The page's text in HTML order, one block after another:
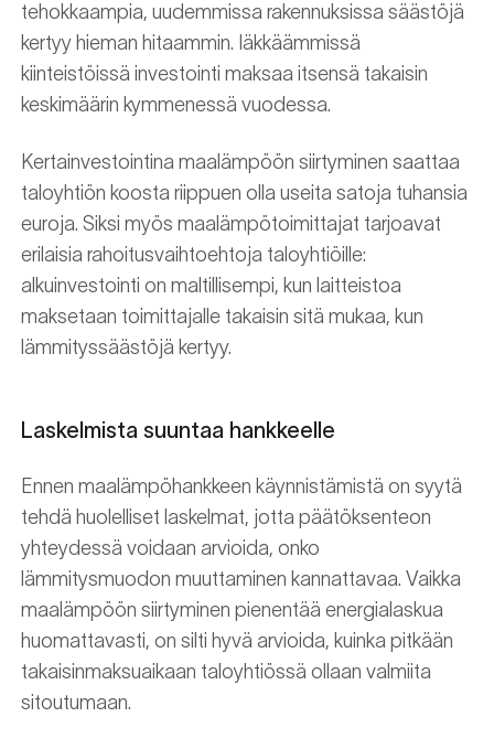
tehokkaampia, uudemmissa rakennuksissa säästöjä
kertyy hieman hitaammin. Iäkkäämmissä
kiinteistöissä investointi maksaa itsensä takaisin
keskimäärin kymmenessä vuodessa.
Kertainvestointina maalämpöön siirtyminen saattaa
taloyhtiön koosta riippuen olla useita satoja tuhansia
euroja. Siksi myös maalämpötoimittajat tarjoavat
erilaisia rahoitusvaihtoehtoja taloyhtiöille:
alkuinvestointi on maltillisempi, kun laitteistoa
maksetaan toimittajalle takaisin sitä mukaa, kun
lämmityssäästöjä kertyy.
Laskelmista suuntaa hankkeelle
Ennen maalämpöhankkeen käynnistämistä on syytä
tehdä huolelliset laskelmat, jotta päätöksenteon
yhteydessä voidaan arvioida, onko
lämmitysmuodon muuttaminen kannattavaa. Vaikka
maalämpöön siirtyminen pienentää energialaskua
huomattavasti, on silti hyvä arvioida, kuinka pitkään
takaisinmaksuaikaan taloyhtiössä ollaan valmiita
sitoutumaan.